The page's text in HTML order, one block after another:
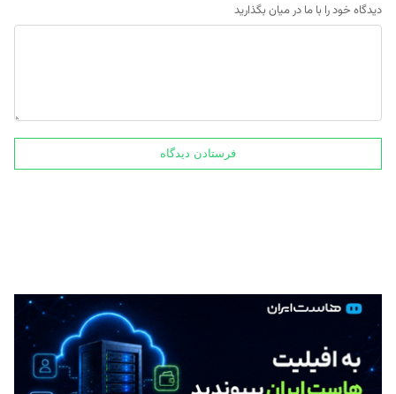
دیدگاه خود را با ما در میان بگذارید